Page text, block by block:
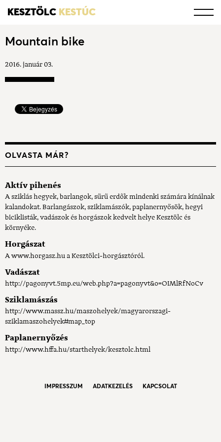
KESZTÖLC KESTÚC
Mountain bike
2016. január 03.
OLVASTA MÁR?
Aktív pihenés
A sziklás hegyek, barlangok, sűrű erdők mindenki számára kínálnak
kalandokat. Barlangászok, sziklamászók, paplanernyősök, hegyi
biciklisták, vadászok és horgászok kedvelt helye Kesztölc és
környéke.
Horgászat
A www.horgasz.hu a Kesztölci-horgásztóról.
Vadászat
http://pagonyvt.5mp.eu/web.php?a=pagonyvt&o=OIMlRfNoCv
Sziklamászás
http://www.massz.hu/maszohelyek/magyarorszagi-
sziklamaszohelyek#map_top
Paplanernyőzés
http://www.hffa.hu/starthelyek/kesztolc.html
IMPRESSZUM ADATKEZELÉS KAPCSOLAT